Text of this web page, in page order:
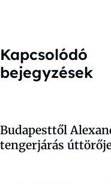
Kapcsolódó
bejegyzések
Budapesttől
tengerjárás